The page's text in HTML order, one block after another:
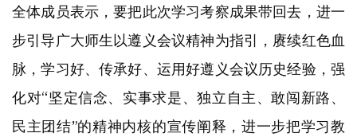
全体成员表示，要把此次学习考察成果带回去，进一
步引导广大师生以遵义会议精神为指引，赓续红色血
脉，学习好、传承好、运用好遵义会议历史经验，强
化对“坚定信念、实事求是、独立自主、敢闯新路、
民主团结”的精神内核的宣传阐释，进一步把学习教